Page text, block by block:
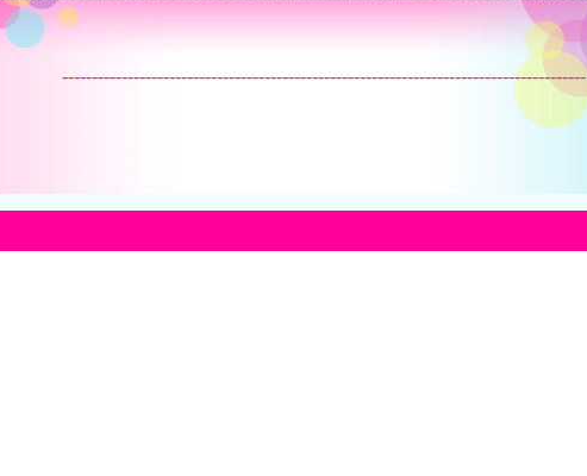
----------------------------------------------------------------------------------------